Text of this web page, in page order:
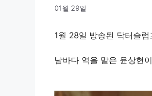
01월 29일
1월 28일 방송된 닥터슬럼
남바다 역을 맡은 윤상현